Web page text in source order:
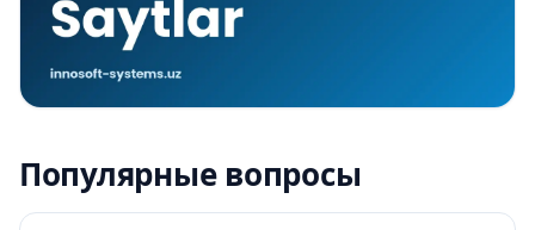
Популярные вопросы